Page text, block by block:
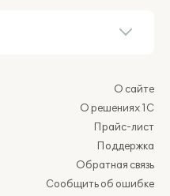
О сайте
О решениях 1С
Прайс-лист
Поддержка
Обратная связь
Сообщить об ошибке